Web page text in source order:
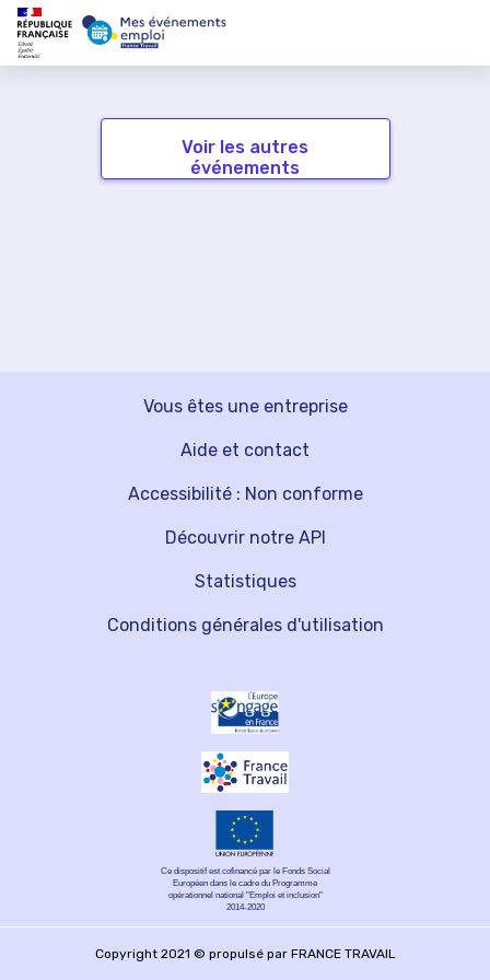
Voir les autres
événements
Vous êtes une entreprise
Découvrir notre API
Aide et contact
Statistiques
Accessibilité : Non conforme
Conditions générales d'utilisation
Ce dispositif est cofinancé par le Fonds Social
Européen dans le cadre du Programme
opérationnel national "Emploi et inclusion"
2014-2020
Copyright 2021 © propulsé par FRANCE TRAVAIL